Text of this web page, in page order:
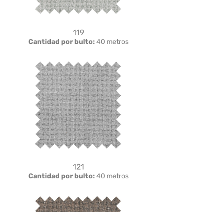
119
Cantidad por bulto:40 metros
121
Cantidad por bulto:40 metros